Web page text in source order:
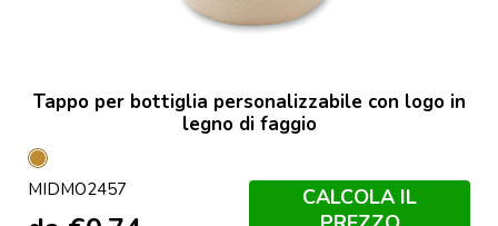
Tappo per bottiglia personalizzabile con logo in
legno di faggio
Legno
MIDMO2457
CALCOLA IL